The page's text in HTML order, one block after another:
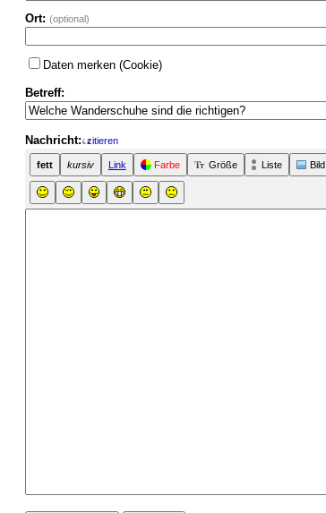
Ort: (optional)
Daten merken (Cookie)
Betreff:
Nachricht: zitieren
fett kursiv Link Farbe Größe Liste Bild